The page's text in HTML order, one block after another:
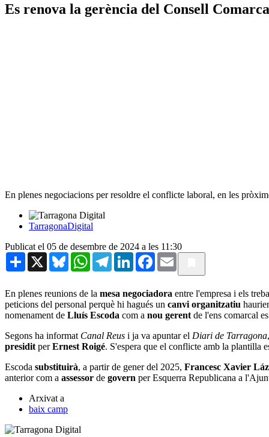
Es renova la gerència del Consell
En plenes negociacions per resoldre el conflicte laboral, en les
TarragonaDigital
Publicat el 05 de desembre de 2024 a les 11:30
Share X BlueskyWhatsAppTelegramLinkedInFacebook
Email
En plenes reunions de la mesa negociadora entre l'empresa i els
peticions del personal perquè hi hagués un canvi organitzatiu
nomenament de Lluís Escoda com a nou gerent de l'ens comarcal
Segons ha informat Canal Reus i ja va apuntar el Diari de Tarragona
presidit perErnest Roigé. S'espera que el conflicte amb la plantilla
Escoda substituirà, a partir de gener del 2025, Francesc Xavier
anterior com a assessor de govern per Esquerra Republicana a
Arxivat a
baix camp